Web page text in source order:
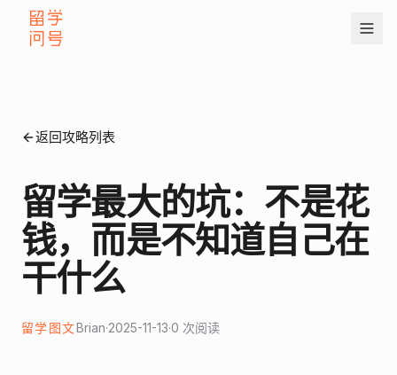
返回攻略列表
留学最大的坑：不是花
钱，而是不知道自己在
干什么
留学图文Brian·2025-11-13·0 次阅读